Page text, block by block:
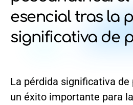
esencial tras la
significativa de
La pérdida significativa de
un éxito importante para